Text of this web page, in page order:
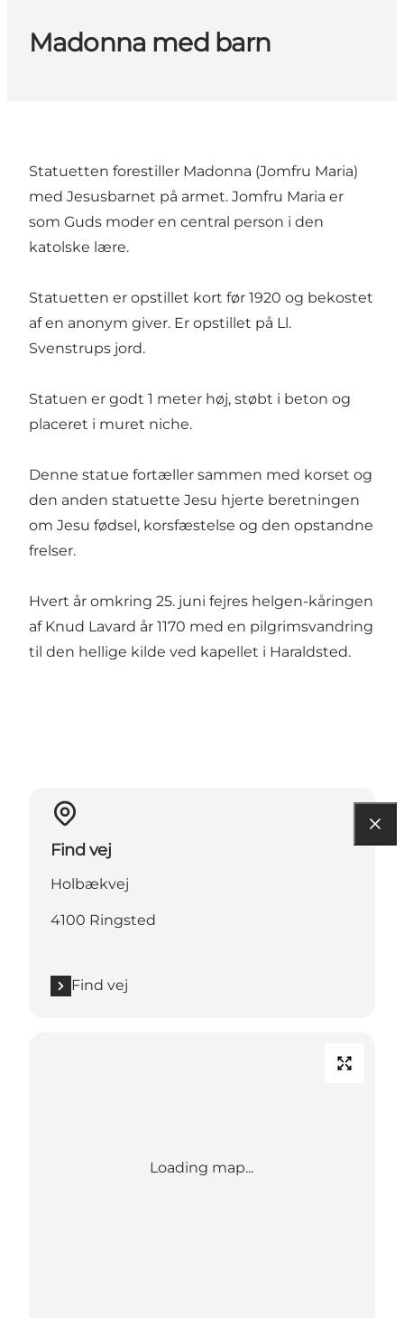
Madonna med barn
Statuetten forestiller Madonna (Jomfru Maria)
med Jesusbarnet på armet. Jomfru Maria er
som Guds moder en central person i den
katolske lære.
Statuetten er opstillet kort før 1920 og bekostet
af en anonym giver. Er opstillet på Ll.
Svenstrups jord.
Statuen er godt 1 meter høj, støbt i beton og
placeret i muret niche.
Denne statue fortæller sammen med korset og
den anden statuette Jesu hjerte beretningen
om Jesu fødsel, korsfæstelse og den opstandne
frelser.
Hvert år omkring 25. juni fejres helgen-kåringen
af Knud Lavard år 1170 med en pilgrimsvandring
til den hellige kilde ved kapellet i Haraldsted.
Find vej
Holbækvej
4100 Ringsted
Find vej
Loading map...